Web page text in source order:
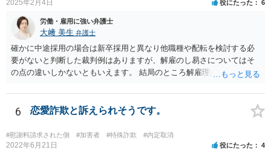
提起されると、会社側も弁護士に依頼して、長期的な対応が必要にな
り、最終的にはバックペイが生じるおそれもあるため、解雇を争われ
るのは、時間や費用の観点からも負担が大きいと思われます。 ②この
ように、ずるずると交渉を引き延ばしている間に、そのうち転職をす
るだろうと、社長なりに作戦を立てているようですが。このように復
職をさせないために、ずるずると交渉を引き延ばすのも作戦としてあ
りますか？ →労働者の資力との関係で、交渉や裁判を長期に行うこと
で労働者の余力がなくなり、労働者側から会社寄りの解決案を受け入
れるといった対応をさせるという作戦として考えられるところです。
もっとも、ご認識のとおり、バックペイや裁判になった際のレピュテ
れます。 仮に、裁判になり敗訴判決が出た場合、会社名が記載されて
2025年2月4日 役にたった 6
労働・雇用に強い弁護士
大﨑 美生 弁護士
確かに中途採用の場合は新卒採用と異なり他職種や配転を検討する必
要がないと判断した裁判例はありますが、解雇のし易さについてはそ
の点の違いしかないともいえます。 結局のところ解雇理由が認められ
回の言い合いだけであれば、解雇までは難しいと思われます。 それ以
外の事情を踏まえて、改善の余地がないほど解雇理由（能力不足や協
調性のなさ等）があるのでしたら、解雇も相当と思料します。 ご参考
までにお願いします。
6 恋愛詐欺と訴えられそうです。
#慰謝料請求された側 #加害者 #特殊詐欺 #内定取消
2022年6月21日 役にたった 4